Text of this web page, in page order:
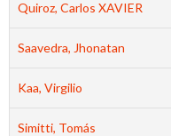
Quiroz, Carlos XAVIER
Saavedra, Jhonatan
Kaa, Virgilio
Simitti, Tomás